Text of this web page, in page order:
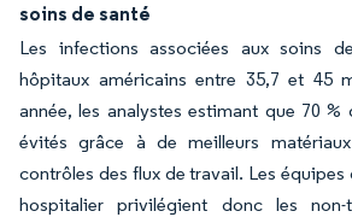
soins de santé
Les infections associées aux soins
hôpitaux américains entre 35,7 et 45
année, les analystes estimant que 70 %
évités grâce à de meilleurs
contrôles des flux de travail. Les
hospitalier privilégient donc les non-